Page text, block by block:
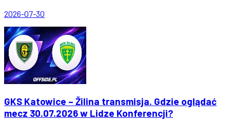
2026-07-30
GKS Katowice – Žilina transmisja. Gdzie oglądać
mecz 30.07.2026 w Lidze Konferencji?